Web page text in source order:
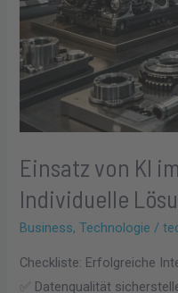
Einsatz von KI
Individuelle
Business,Technologie /
Checkliste: Erfolgreiche
✅ Datenqualität